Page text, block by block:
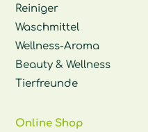
Reiniger
Waschmittel
Wellness-Aroma
Beauty & Wellness
Tierfreunde
Online Shop